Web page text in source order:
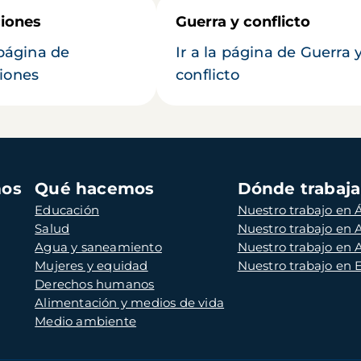
de
Guerra y conflicto
Ir a la página de Guerra
conflicto
Qué hacemos
Educación
Salud
Agua y saneamiento
Mujeres y equidad
Derechos humanos
Alimentación y medios de vida
Medio ambiente
Dónde
Nuestro trabajo en
Nuestro trabajo en
Nuestro trabajo en
Nuestro trabajo en